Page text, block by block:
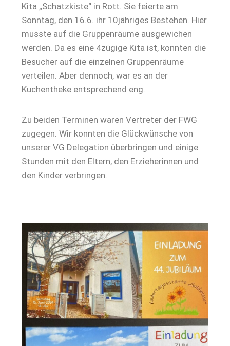
Kita „Schatzkiste“ in Rott. Sie feierte am
Sonntag, den 16.6. ihr 10jähriges Bestehen. Hier
musste auf die Gruppenräume ausgewichen
werden. Da es eine 4zügige Kita ist, konnten die
Besucher auf die einzelnen Gruppenräume
verteilen. Aber dennoch, war es an der
Kuchentheke entsprechend eng.
Zu beiden Terminen waren Vertreter der FWG
zugegen. Wir konnten die Glückwünsche von
unserer VG Delegation überbringen und einige
Stunden mit den Eltern, den Erzieherinnen und
den Kinder verbringen.